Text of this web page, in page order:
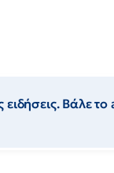
ειδήσεις. Βάλε